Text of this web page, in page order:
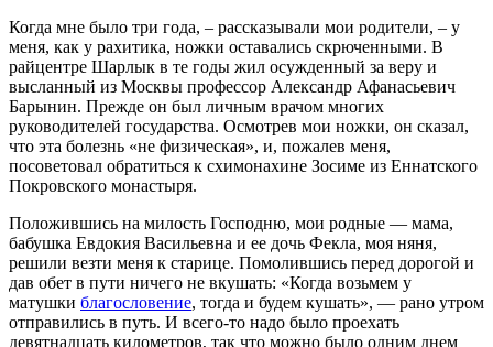
Когда мне было три года, – рассказывали мои родители, – у
меня, как у рахитика, ножки оставались скрюченными. В
райцентре Шарлык в те годы жил осужденный за веру и
высланный из Москвы профессор Александр Афанасьевич
Барынин. Прежде он был личным врачом многих
руководителей государства. Осмотрев мои ножки, он сказал,
что эта болезнь «не физическая», и, пожалев меня,
посоветовал обратиться к схимонахине Зосиме из Еннатского
Покровского монастыря.
Положившись на милость Господню, мои родные — мама,
бабушка Евдокия Васильевна и ее дочь Фекла, моя няня,
решили везти меня к старице. Помолившись перед дорогой и
дав обет в пути ничего не вкушать: «Когда возьмем у
матушки благословение, тогда и будем кушать», — рано утром
отправились в путь. И всего-то надо было проехать
девятнадцать километров, так что можно было одним днем